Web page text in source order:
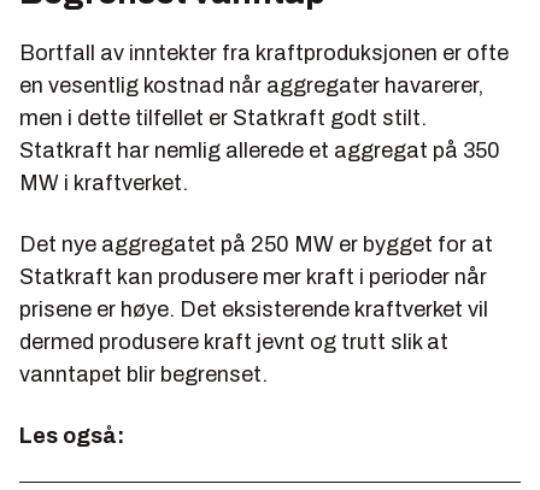
Bortfall av inntekter fra kraftproduksjonen er ofte
en vesentlig kostnad når aggregater havarerer,
men i dette tilfellet er Statkraft godt stilt.
Statkraft har nemlig allerede et aggregat på 350
MW i kraftverket.
Det nye aggregatet på 250 MW er bygget for at
Statkraft kan produsere mer kraft i perioder når
prisene er høye. Det eksisterende kraftverket vil
dermed produsere kraft jevnt og trutt slik at
vanntapet blir begrenset.
Les også: